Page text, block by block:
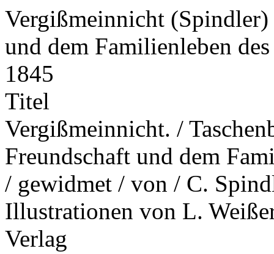
Vergißmeinnicht
und dem Familienleben
1845
Titel
Vergißmeinnicht. /
Freundschaft und dem
/ gewidmet / von / C.
Illustrationen von L.
Verlag